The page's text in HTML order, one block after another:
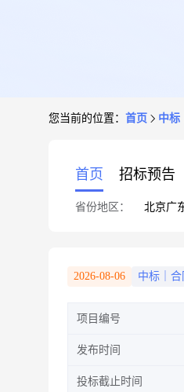
您当前的位置： 首页 中标
首页 招标预告
省份地区： 北京广
2026-08-06 中标｜
项目编号
发布时间
投标截止时间